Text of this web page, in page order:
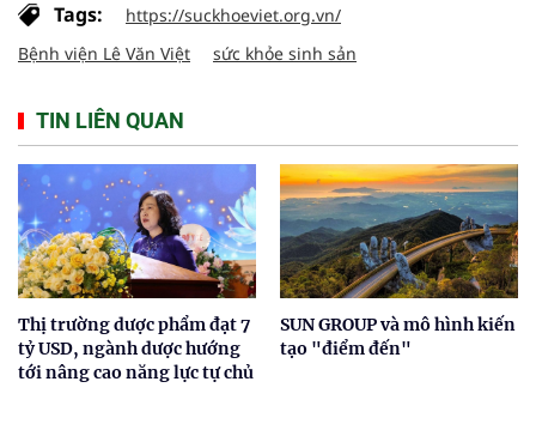
Tags:
https://suckhoeviet.org.vn/
Bệnh viện Lê Văn Việt
sức khỏe sinh sản
TIN LIÊN QUAN
Thị trường dược phẩm đạt 7
tỷ USD, ngành dược hướng
tới nâng cao năng lực tự chủ
SUN GROUP và mô hình kiến
tạo "điểm đến"